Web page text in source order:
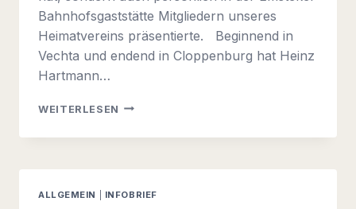
Bahnhofsgaststätte Mitgliedern unseres
Heimatvereins präsentierte. Beginnend in
Vechta und endend in Cloppenburg hat Heinz
Hartmann…
WEITERLESEN DIE
VECHTA-
BLICK
ALLGEMEIN INFOBRIEF